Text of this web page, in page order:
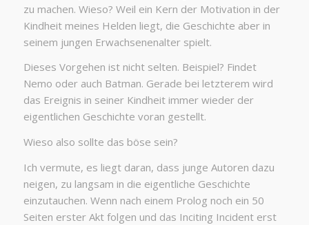
zu machen. Wieso? Weil ein Kern der Motivation in der
Kindheit meines Helden liegt, die Geschichte aber in
seinem jungen Erwachsenenalter spielt.
Dieses Vorgehen ist nicht selten. Beispiel? Findet
Nemo oder auch Batman. Gerade bei letzterem wird
das Ereignis in seiner Kindheit immer wieder der
eigentlichen Geschichte voran gestellt.
Wieso also sollte das böse sein?
Ich vermute, es liegt daran, dass junge Autoren dazu
neigen, zu langsam in die eigentliche Geschichte
einzutauchen. Wenn nach einem Prolog noch ein 50
Seiten erster Akt folgen und das Inciting Incident erst